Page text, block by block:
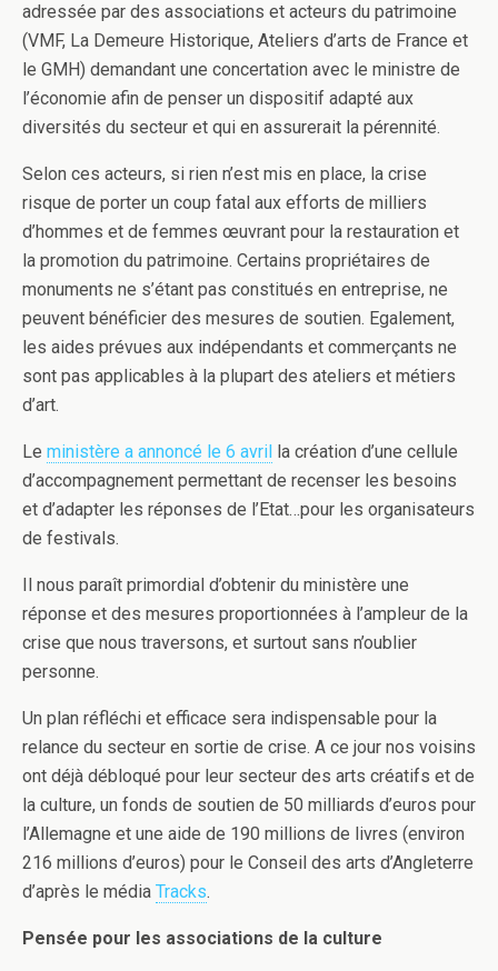
adressée par des associations et acteurs du patrimoine
(VMF, La Demeure Historique, Ateliers d’arts de France et
le GMH) demandant une concertation avec le ministre de
l’économie afin de penser un dispositif adapté aux
diversités du secteur et qui en assurerait la pérennité.
Selon ces acteurs, si rien n’est mis en place, la crise
risque de porter un coup fatal aux efforts de milliers
d’hommes et de femmes œuvrant pour la restauration et
la promotion du patrimoine. Certains propriétaires de
monuments ne s’étant pas constitués en entreprise, ne
peuvent bénéficier des mesures de soutien. Egalement,
les aides prévues aux indépendants et commerçants ne
sont pas applicables à la plupart des ateliers et métiers
d’art.
Le ministère a annoncé le 6 avril la création d’une cellule
d’accompagnement permettant de recenser les besoins
et d’adapter les réponses de l’Etat…pour les organisateurs
de festivals.
Il nous paraît primordial d’obtenir du ministère une
réponse et des mesures proportionnées à l’ampleur de la
crise que nous traversons, et surtout sans n’oublier
personne.
Un plan réfléchi et efficace sera indispensable pour la
relance du secteur en sortie de crise. A ce jour nos voisins
ont déjà débloqué pour leur secteur des arts créatifs et de
la culture, un fonds de soutien de 50 milliards d’euros pour
l’Allemagne et une aide de 190 millions de livres (environ
216 millions d’euros) pour le Conseil des arts d’Angleterre
d’après le média Tracks.
Pensée pour les associations de la culture